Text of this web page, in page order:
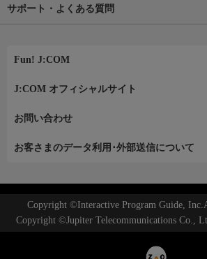
サポート・よくある質問
Fun! J:COM
J:COM オフィシャルサイト
お問い合わせ
お客さまのデータ利用･外部送信について
Copyright ©Interactive Program Guide,
Copyright ©Jupiter Telecommunications Co.,